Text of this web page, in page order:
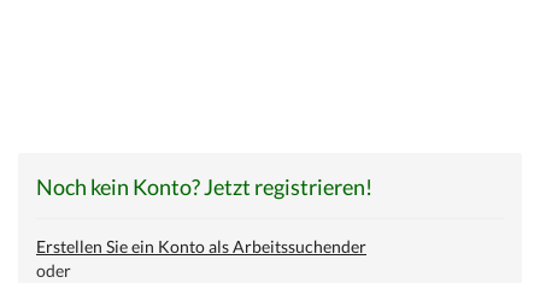
Noch kein Konto? Jetzt registrieren!
Erstellen Sie ein Konto als Arbeitssuchender
oder